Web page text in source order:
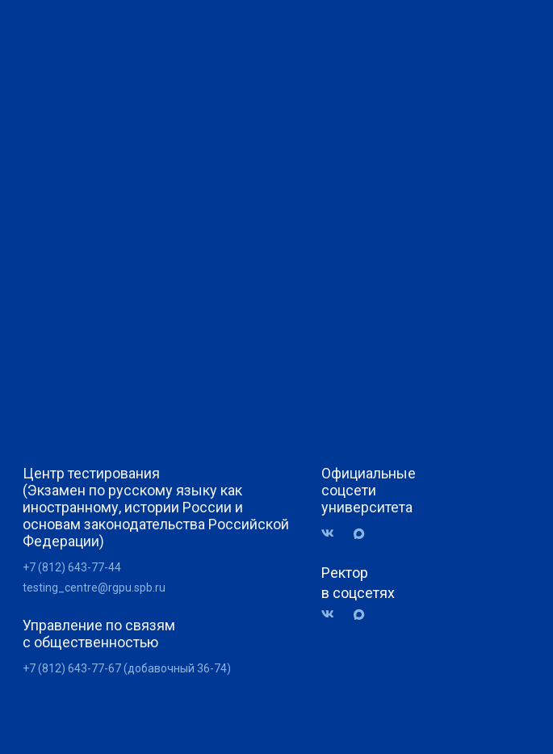
Центр тестирования
(Экзамен по русскому языку как
иностранному, истории России и
основам законодательства Российской
Федерации)
+7 (812) 643-77-44
testing_centre@rgpu.spb.ru
Управление по связям
с общественностью
+7 (812) 643-77-67 (добавочный 36-74)
Официальные
соцсети
университета
Ректор
в соцсетях